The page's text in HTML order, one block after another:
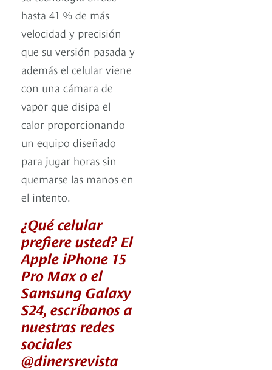
hasta 41 % de más
velocidad y precisión
que su versión pasada y
además el celular viene
con una cámara de
vapor que disipa el
calor proporcionando
un equipo diseñado
para jugar horas sin
quemarse las manos en
el intento.
¿Qué celular
prefiere usted? El
Apple iPhone 15
Pro Max o el
Samsung Galaxy
S24, escríbanos a
nuestras redes
sociales
@dinersrevista